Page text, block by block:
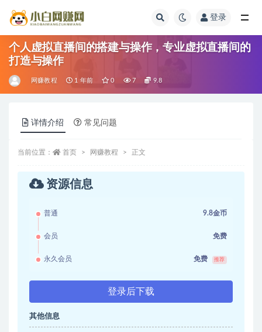
登录
个人虚拟直播间的搭建与操作，专业虚拟直播间的
打造与操作
网赚教程 1 年前 0 7 9.8
详情介绍 常见问题
当前位置： 首页 网赚教程 正文
资源信息
普通 9.8金币
会员 免费
永久会员 免费 推荐
登录后下载
其他信息